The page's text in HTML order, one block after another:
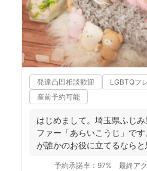
発達凸凹相談歓迎
LGBTQフ
産前予約可能
はじめまして。埼玉県ふじ
ファー「あらいこうじ」で
が誰かのお役に立てるなら
予約承諾率： 97% 最終ア